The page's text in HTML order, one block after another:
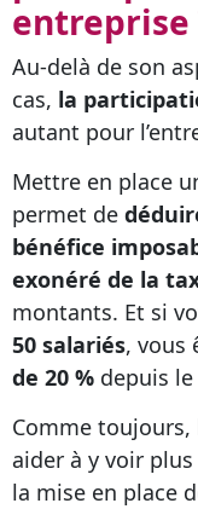
entreprise
Au-delà de son
cas, la
autant pour
Mettre en place
permet de
bénéfice
exonéré de la
montants. Et si
50 salariés, vous
de 20 % depuis
Comme toujours,
aider à y voir
la mise en place